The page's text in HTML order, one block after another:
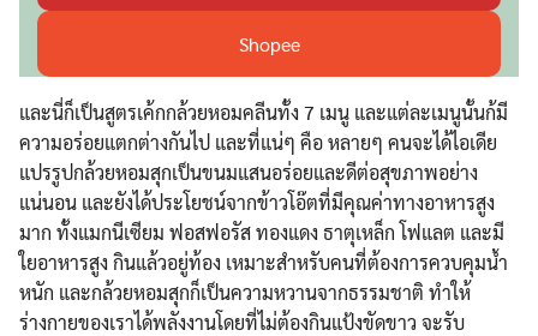
Shopee
และนี่ก็เป็นสูตรเค้กกล้วยหอมคลีนทั้ง 7 เมนู และแต่ละเมนูนั้นก้มี
ความอร่อยแตกต่างกันไป และที่แน่ๆ คือ หลายๆ คนจะได้ไอเดีย
แปรรูปกล้วยหอมสุกเป็นขนมแสนอร่อยและดีต่อสุขภาพอย่าง
แน่นอน และยังได้ประโยชน์จากข้าวโอ๊ตที่มีคุณค่าทางอาหารสูง
มาก ทั้งแมกนีเซียม ฟอสฟอรัส ทองแดง ธาตุเหล็ก โฟแลต และมี
ใยอาหารสูง กินแล้วอยู่ท้อง เหมาะสำหรับคนที่ต้องการควบคุมน้ำ
หนัก และกล้วยหอมสุกก็เป็นความหวานจากธรรมชาติ ทำให้
ร่างกายของเราได้พลังงานโดยที่ไม่ต้องกินแป้งขัดขาว จะรับ